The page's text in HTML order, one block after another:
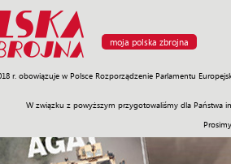
moja polska zbrojna
r. obowiązuje w Polsce Rozporządzenie Parlamentu
W związku z powyższym przygotowaliśmy dla Państwa
Sprzęt Misje Polityka Prawo